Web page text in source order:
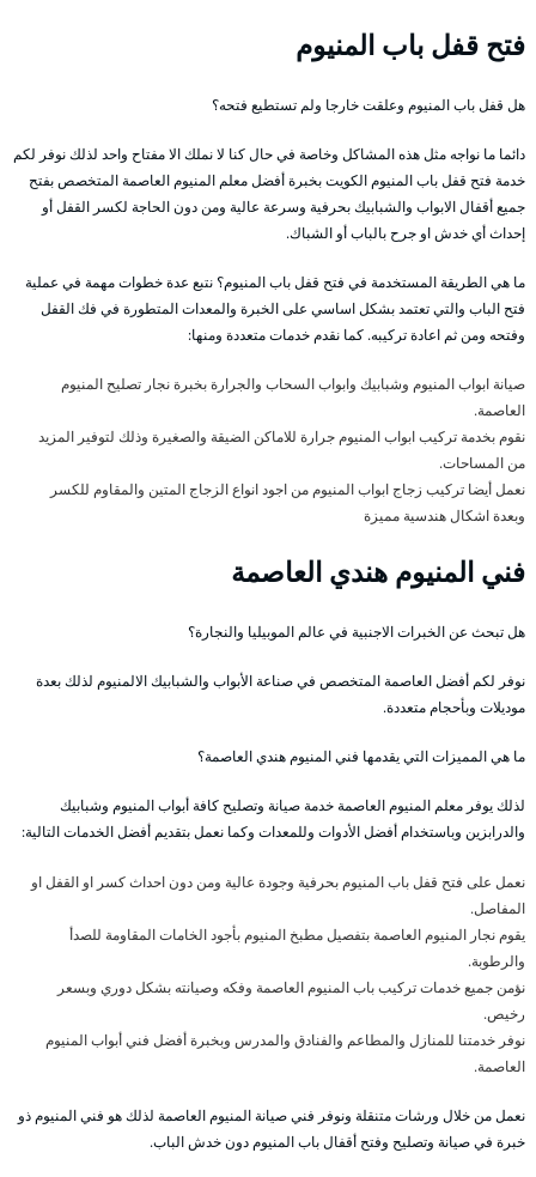
فتح قفل باب المنيوم
هل قفل باب المنيوم وعلقت خارجا ولم تستطيع فتحه؟
دائما ما نواجه مثل هذه المشاكل وخاصة في حال كنا لا نملك الا مفتاح واحد لذلك نوفر لكم
خدمة فتح قفل باب المنيوم الكويت بخبرة أفضل معلم المنيوم العاصمة المتخصص بفتح
جميع أقفال الابواب والشبابيك بحرفية وسرعة عالية ومن دون الحاجة لكسر القفل أو
إحداث أي خدش او جرح بالباب أو الشباك.
ما هي الطريقة المستخدمة في فتح قفل باب المنيوم؟ نتبع عدة خطوات مهمة في عملية
فتح الباب والتي تعتمد بشكل اساسي على الخبرة والمعدات المتطورة في فك القفل
وفتحه ومن ثم اعادة تركيبه. كما نقدم خدمات متعددة ومنها:
صيانة ابواب المنيوم وشبابيك وابواب السحاب والجرارة بخبرة نجار تصليح المنيوم
العاصمة.
نقوم بخدمة تركيب ابواب المنيوم جرارة للاماكن الضيقة والصغيرة وذلك لتوفير المزيد
من المساحات.
نعمل أيضا تركيب زجاج ابواب المنيوم من اجود انواع الزجاج المتين والمقاوم للكسر
وبعدة اشكال هندسية مميزة
فني المنيوم هندي العاصمة
هل تبحث عن الخبرات الاجنبية في عالم الموبيليا والنجارة؟
نوفر لكم أفضل العاصمة المتخصص في صناعة الأبواب والشبابيك الالمنيوم لذلك بعدة
موديلات وبأحجام متعددة.
ما هي المميزات التي يقدمها فني المنيوم هندي العاصمة؟
لذلك يوفر معلم المنيوم العاصمة خدمة صيانة وتصليح كافة أبواب المنيوم وشبابيك
والدرابزين وباستخدام أفضل الأدوات وللمعدات وكما نعمل بتقديم أفضل الخدمات التالية:
نعمل على فتح قفل باب المنيوم بحرفية وجودة عالية ومن دون احداث كسر او القفل او
المفاصل.
يقوم نجار المنيوم العاصمة بتفصيل مطبخ المنيوم بأجود الخامات المقاومة للصدأ
والرطوبة.
نؤمن جميع خدمات تركيب باب المنيوم العاصمة وفكه وصيانته بشكل دوري وبسعر
رخيص.
نوفر خدمتنا للمنازل والمطاعم والفنادق والمدرس وبخبرة أفضل فني أبواب المنيوم
العاصمة.
نعمل من خلال ورشات متنقلة ونوفر فني صيانة المنيوم العاصمة لذلك هو فني المنيوم ذو
خبرة في صيانة وتصليح وفتح أقفال باب المنيوم دون خدش الباب.